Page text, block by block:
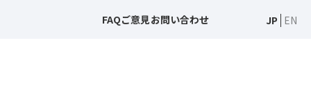
FAQご意見お問い合わせ JP EN